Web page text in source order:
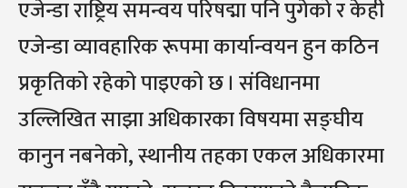
एजेन्डा राष्ट्रिय समन्वय परिषद्मा पनि पुगेको र केही
एजेन्डा व्यावहारिक रूपमा कार्यान्वयन हुन कठिन
प्रकृतिको रहेको पाइएको छ । संविधानमा
उल्लिखित साझा अधिकारका विषयमा सङ्घीय
कानुन नबनेको, स्थानीय तहका एकल अधिकारमा